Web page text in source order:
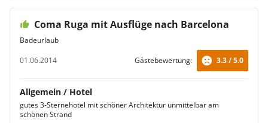
Coma Ruga mit Ausflüge nach Barcelona
Badeurlaub
01.06.2014
Gästebewertung: 3.3 / 5.0
Allgemein / Hotel
gutes 3-Sternehotel mit schöner Architektur unmittelbar am
schönen Strand